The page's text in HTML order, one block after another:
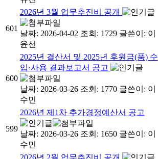
601
2026년 3월 업무추진비 공개
날짜: 2026-04-02 조회: 1729 글쓴이: 이
윤선
600
2025년 결산서 및 2025년 후원금(품) 수
입·사용 결과보고서 공고
날짜: 2026-03-26 조회: 1770 글쓴이: 이
수민
599
2026년 제1차 추가경정예산서 공고
날짜: 2026-03-26 조회: 1650 글쓴이: 이
수민
2026년 2월 업무추진비 공개